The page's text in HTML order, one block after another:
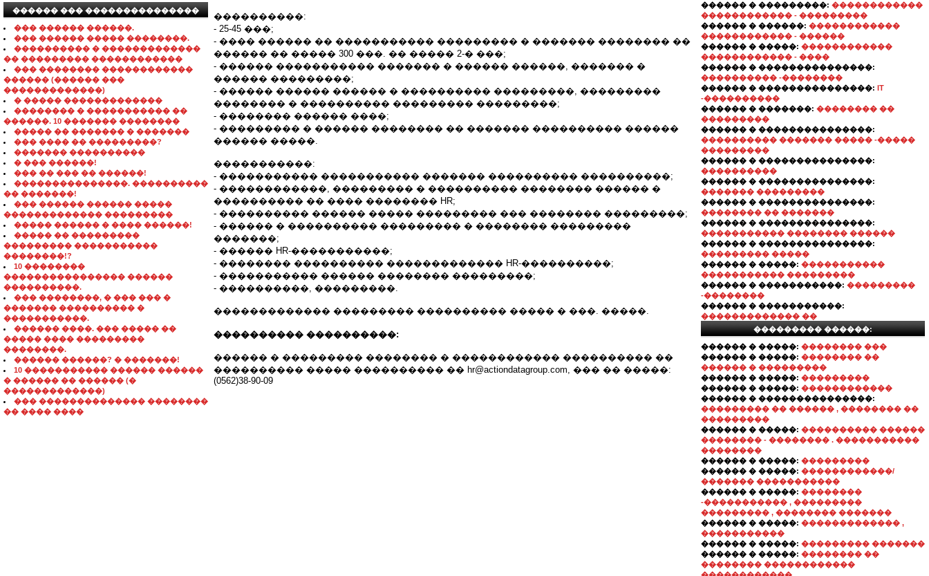
������ ��� ���������������
��� ������ ������.
��� ������ ����� ��������.
���������� � �������������
�� ��������� ������������
��� �������� ������������
������ (������ ���
�������������)
� ����� �������������
�������� � ����������� ��
������. 10 ������� ��������
����� �� ������� � �������
��� ���� �� ���������?
������� ����������
� ��� ������!
��� �� ��� �� ������!
���������������. ����������
�� �������!
��� ������ ������ �����
������������� ���������
����� ������ � ���� ������!
����� �� ���������
��������� �����������
��������!?
10 ��������
���������������� ������
����������.
��� ��������, � ��� ��� �
������� ���������� �
�����������.
������ ����. ��� ����� ��
����� ���� ���������
��������.
������ ������? � �������!
10 ����������� ������ ������
� ������ �� ������ (�
�������������)
��� �������������� ��������
�� ���� ����
����������:
- 25-45 ���;
- ���� ������ �� ����������� ��������� � ������� �������� ��
������ �� ����� 300 ���. �� ����� 2-� ���;
- ������ ����������� ������� � ������ ������, ������� �
������ ���������;
- ������ ������ ������ � ���������� ���������, ���������
�������� � ���������� ��������� ���������;
- �������� ������ ����;
- ��������� � ������ �������� �� ������� ���������� ������
������ �����.
�����������:
- ����������� ����������� ������� ���������� ����������;
- ������������, ��������� � ���������� �������� ������ �
���������� �� ���� �������� HR;
- ���������� ������ ����� ��������� ��� �������� ���������;
- ������ � ���������� ��������� � �������� ���������
�������;
- ������ HR-�����������;
- �������� ���������� ������������� HR-����������;
- ����������� ������ �������� ���������;
- ����������, ���������.
������������� ��������� ���������� ����� � ���. �����.
���������� ����������:
������ � ��������� �������� � ������������ ���������� ��
���������� ����� ���������� �� hr@actiondatagroup.com, ��� �� �����:
(0562)38-90-09
������ � ���������: ������������
������������ - ���������
������ � ������: ������������
������������ - ������
������ � �����: ������������
������������ - ����
������ � ���������������:
���������� -��������
������ � ���������������: IT
-����������
������ � �������: �������� ��
���������
������ � ���������������:
���������� ������� ����� -�����
���������
������ � ���������������:
����������
������ � ���������������:
������� ���������
������ � ���������������:
�������� �� �������
������ � ���������������:
����������� �������� ������
������ � ���������������:
��������� �����
������ � �����: �����������
����������� ���������
������ � �����������: ���������
-��������
������ � �����������:
������������� ��
��������� ������:
������ � �����: �������� ���
������ � �����: �������� ��
������ � ���������
������ � �����: ���������
������ � �����: ������������
������ � ���������������:
��������� �� ������ , �������� ��
���������
������ � �����: ���������� ������
�������� - �������� . �����������
��������
������ � �����: ���������
������ � �����: ������������/
������� �����������
������ � �����: ��������
-����������� , ���������
��������� , �������� �������
������ � �����: ������������� ,
�����������
������ � �����: ��������� �������
������ � �����: �������� ��
�������� ������������